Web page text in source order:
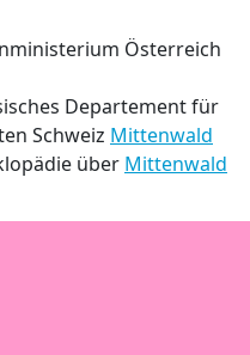
Österreich
Departement für
Schweiz Mittenwald
über Mittenwald